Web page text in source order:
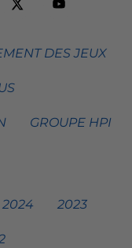
DES JEUX
GROUPE HPI
2024 2023